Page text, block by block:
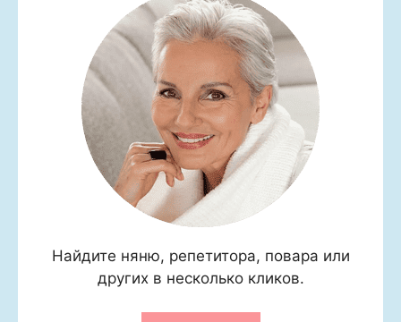
Найдите няню, репетитора, повара или
других в несколько кликов.